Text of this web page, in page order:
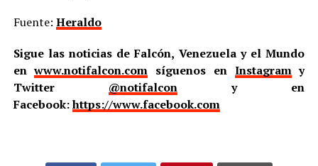
Fuente: Heraldo
Sigue las noticias de Falcón, Venezuela y el Mundo
enwww.notifalcon.com síguenos en Instagramy
Twitter @notifalcony en
Facebook:https://www.facebook.com